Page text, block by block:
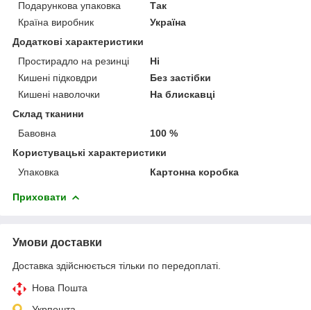
Подарункова упаковка
Так
Країна виробник
Україна
Додаткові характеристики
Простирадло на резинці
Ні
Кишені підковдри
Без застібки
Кишені наволочки
На блискавці
Склад тканини
Бавовна
100 %
Користувацькі характеристики
Упаковка
Картонна коробка
Приховати
Умови доставки
Доставка здійснюється тільки по передоплаті.
Нова Пошта